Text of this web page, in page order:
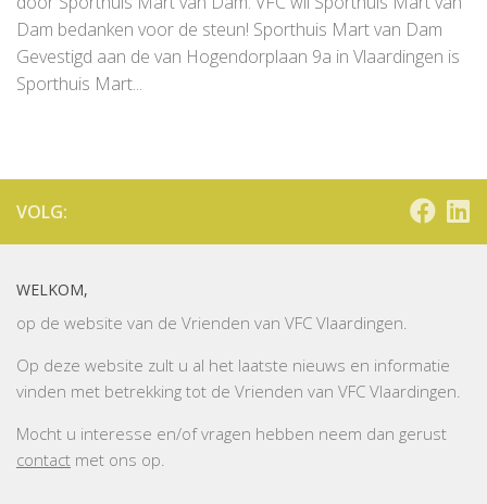
Dam bedanken voor de steun! Sporthuis Mart van Dam
Gevestigd aan de van Hogendorplaan 9a in Vlaardingen is
Sporthuis Mart...
VOLG:
WELKOM,
op de website van de Vrienden van VFC Vlaardingen.
Op deze website zult u al het laatste nieuws en informatie
vinden met betrekking tot de Vrienden van VFC Vlaardingen.
Mocht u interesse en/of vragen hebben neem dan gerust
contact met ons op.